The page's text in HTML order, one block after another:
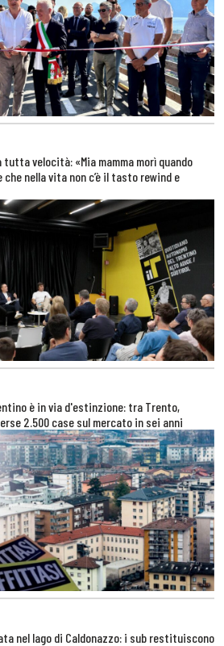
velocità: «Mia mamma morì quando
che nella vita non c’è il tasto rewind e
è in via d'estinzione: tra Trento,
2.500 case sul mercato in sei anni
nel lago di Caldonazzo: i sub restituiscono